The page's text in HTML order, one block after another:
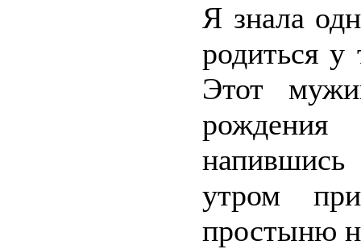
Я знала
родиться у
Этот
утром
простыню